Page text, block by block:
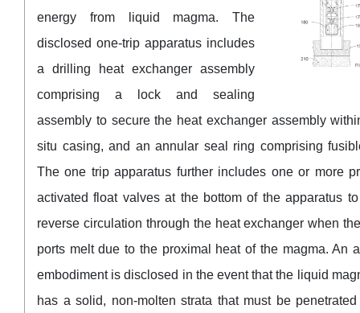
energy from liquid magma. The
disclosed one-trip apparatus includes
a drilling heat exchanger assembly
comprising a lock and sealing
assembly to secure the heat exchanger assembly
situ casing, and an annular seal ring comprising
The one trip apparatus further includes one or more
activated float valves at the bottom of the apparatus
reverse circulation through the heat exchanger when
ports melt due to the proximal heat of the magma. An
embodiment is disclosed in the event that the liquid
has a solid, non-molten strata that must be